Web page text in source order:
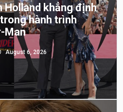
Holland khẳng định
hành trình
Man
August 6, 2026